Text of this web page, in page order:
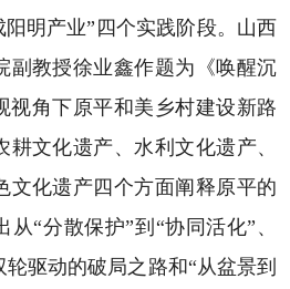
明产业”四个实践阶段。山西
副教授徐业鑫作题为《唤醒沉
角下原平和美乡村建设新路
文化遗产、水利文化遗产、
文化遗产四个方面阐释原平的
“分散保护”到“协同活化”、
驱动的破局之路和“从盆景到